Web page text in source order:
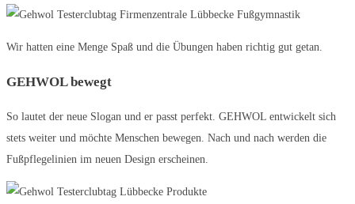
Wir hatten eine Menge Spaß und die Übungen haben richtig gut getan.
GEHWOL bewegt
So lautet der neue Slogan und er passt perfekt. GEHWOL entwickelt sich
stets weiter und möchte Menschen bewegen. Nach und nach werden die
Fußpflegelinien im neuen Design erscheinen.